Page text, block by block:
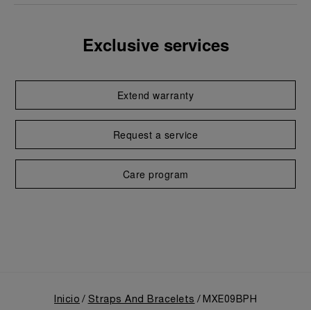
Exclusive services
Extend warranty
Request a service
Care program
Inicio Straps And Bracelets MXE09BPH